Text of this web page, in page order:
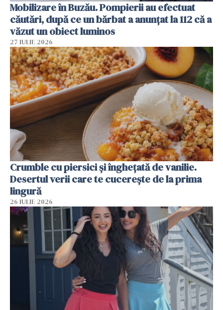
Mobilizare în Buzău. Pompierii au efectuat
căutări, după ce un bărbat a anunțat la 112 că a
văzut un obiect luminos
27 IULIE 2026
Crumble cu piersici și înghețată de vanilie.
Desertul verii care te cucerește de la prima
lingură
26 IULIE 2026